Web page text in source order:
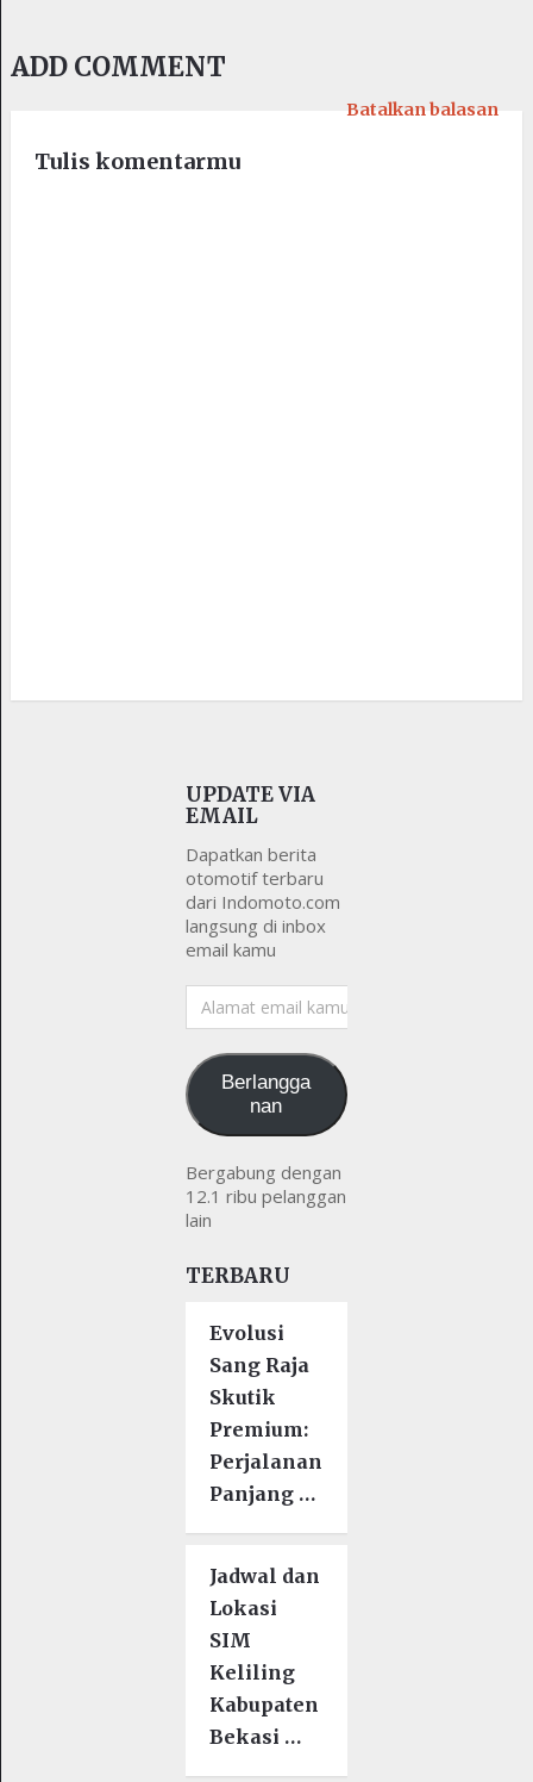
ADD COMMENT
Tulis komentarmu
Batalkan balasan
UPDATE VIA
EMAIL
Dapatkan berita
otomotif terbaru
dari Indomoto.com
langsung di inbox
email kamu
Alamat
email
Berlangga
nan
Bergabung dengan
12.1 ribu pelanggan
lain
TERBARU
Evolusi
Sang Raja
Skutik
Premium:
Perjalanan
Panjang …
Jadwal dan
Lokasi
SIM
Keliling
Kabupaten
Bekasi …